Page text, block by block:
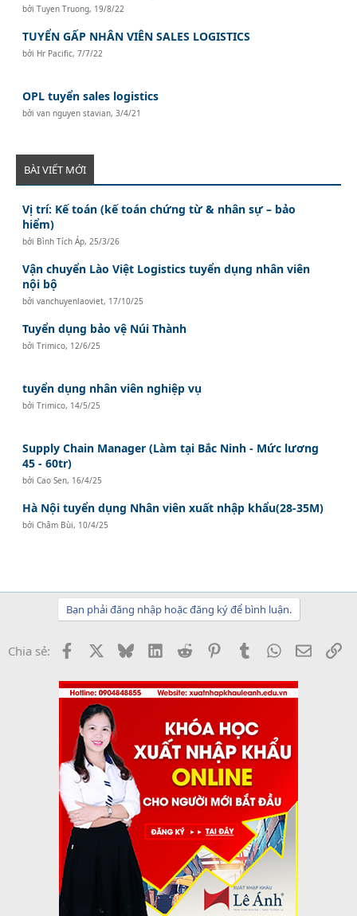
bởiTuyen Truong, 19/8/22
TUYỂN GẤP NHÂN VIÊN SALES LOGISTICS
bởi Hr Pacific,7/7/22
OPL tuyển sales logistics
bởivan nguyen stavian,3/4/21
BÀI VIẾT MỚI
Vị trí: Kế toán (kế toán chứng từ & nhân sự – bảo
hiểm)
bởi Bình Tích Áp, 25/3/26
Vận chuyển Lào Việt Logistics tuyển dụng nhân viên
nội bộ
bởivanchuyenlaoviet, 17/10/25
Tuyển dụng bảo vệ Núi Thành
bởiTrimico, 12/6/25
tuyển dụng nhân viên nghiệp vụ
bởiTrimico, 14/5/25
Supply Chain Manager (Làm tại Bắc Ninh - Mức lương
45 - 60tr)
bởiCao Sen, 16/4/25
Hà Nội tuyển dụng Nhân viên xuất nhập khẩu(28-35M)
bởiChâm Bùi, 10/4/25
Bạn phải đăng nhập hoặc đăng ký để bình luận.
Chia sẻ: Facebook BlueskyLinkedInReddit PinterestTumblrWhatsApp
Email